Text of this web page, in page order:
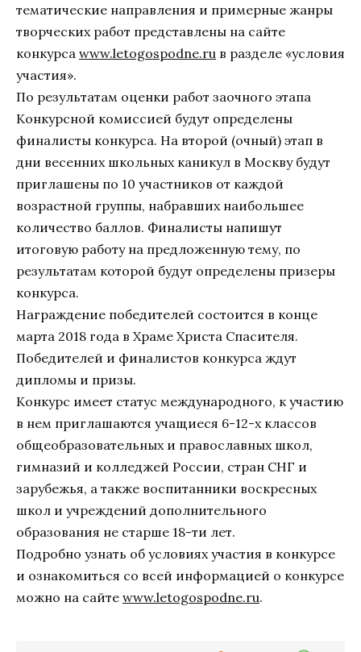
тематические направления и примерные жанры
творческих работ представлены на сайте
конкурса www.letogospodne.ru в разделе «условия
участия».
По результатам оценки работ заочного этапа
Конкурсной комиссией будут определены
финалисты конкурса. На второй (очный) этап в
дни весенних школьных каникул в Москву будут
приглашены по 10 участников от каждой
возрастной группы, набравших наибольшее
количество баллов. Финалисты напишут
итоговую работу на предложенную тему, по
результатам которой будут определены призеры
конкурса.
Награждение победителей состоится в конце
марта 2018 года в Храме Христа Спасителя.
Победителей и финалистов конкурса ждут
дипломы и призы.
Конкурс имеет статус международного, к участию
в нем приглашаются учащиеся 6-12-х классов
общеобразовательных и православных школ,
гимназий и колледжей России, стран СНГ и
зарубежья, а также воспитанники воскресных
школ и учреждений дополнительного
образования не старше 18-ти лет.
Подробно узнать об условиях участия в конкурсе
и ознакомиться со всей информацией о конкурсе
можно на сайте www.letogospodne.ru.